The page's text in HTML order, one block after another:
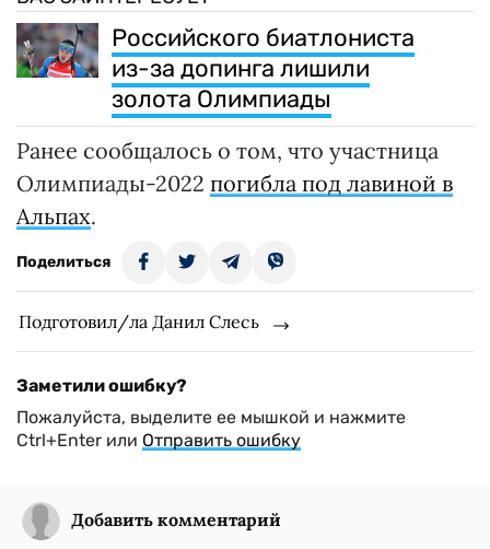
Российского биатлониста
из-за допинга лишили
золота Олимпиады
Ранее сообщалось о том, что участница
Олимпиады-2022 погибла под лавиной в
Альпах.
Поделиться
Подготовил/ла Данил Слесь
Заметили ошибку?
Пожалуйста, выделите ее мышкой и нажмите
Ctrl+Enter или Отправить ошибку
Добавить комментарий